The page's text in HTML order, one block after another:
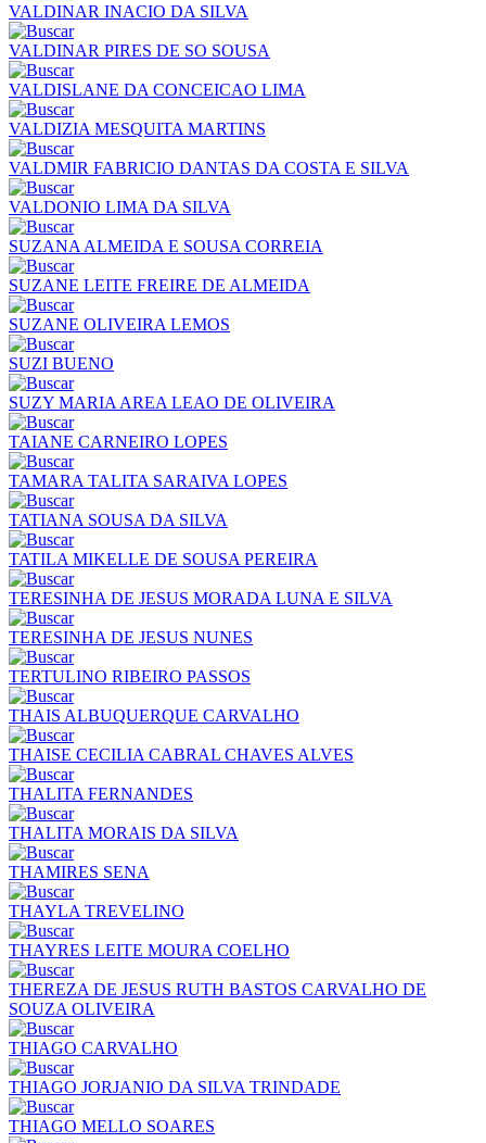
VALDINAR INACIO DA SILVA
VALDINAR PIRES DE SO SOUSA
VALDISLANE DA CONCEICAO LIMA
VALDIZIA MESQUITA MARTINS
VALDMIR FABRICIO DANTAS DA COSTA E SILVA
VALDONIO LIMA DA SILVA
SUZANA ALMEIDA E SOUSA CORREIA
SUZANE LEITE FREIRE DE ALMEIDA
SUZANE OLIVEIRA LEMOS
SUZI BUENO
SUZY MARIA AREA LEAO DE OLIVEIRA
TAIANE CARNEIRO LOPES
TAMARA TALITA SARAIVA LOPES
TATIANA SOUSA DA SILVA
TATILA MIKELLE DE SOUSA PEREIRA
TERESINHA DE JESUS MORADA LUNA E SILVA
TERESINHA DE JESUS NUNES
TERTULINO RIBEIRO PASSOS
THAIS ALBUQUERQUE CARVALHO
THAISE CECILIA CABRAL CHAVES ALVES
THALITA FERNANDES
THALITA MORAIS DA SILVA
THAMIRES SENA
THAYLA TREVELINO
THAYRES LEITE MOURA COELHO
THEREZA DE JESUS RUTH BASTOS CARVALHO DE
SOUZA OLIVEIRA
THIAGO CARVALHO
THIAGO JORJANIO DA SILVA TRINDADE
THIAGO MELLO SOARES